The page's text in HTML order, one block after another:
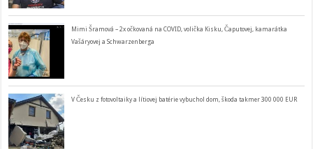
Mimi Šramová – 2x očkovaná na COVID, volička Kisku, Čaputovej, kamarátka
Vašáryovej a Schwarzenberga
V Česku z fotovoltaiky a lítiovej batérie vybuchol dom, škoda takmer 300 000 EUR